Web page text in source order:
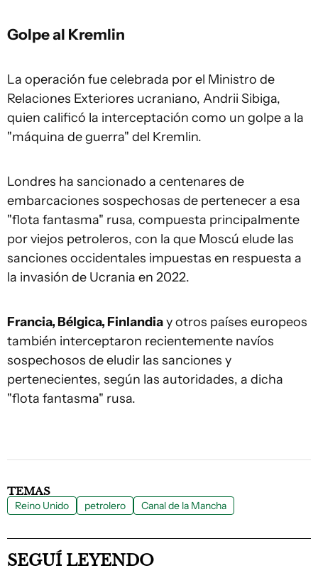
Golpe al Kremlin
La operación fue celebrada por el Ministro de
Relaciones Exteriores ucraniano, Andrii Sibiga,
quien calificó la interceptación como un golpe a la
"máquina de guerra" del Kremlin.
Londres ha sancionado a centenares de
embarcaciones sospechosas de pertenecer a esa
"flota fantasma" rusa, compuesta principalmente
por viejos petroleros, con la que Moscú elude las
sanciones occidentales impuestas en respuesta a
la invasión de Ucrania en 2022.
Francia, Bélgica, Finlandiay otros países europeos
también interceptaron recientemente navíos
sospechosos de eludir las sanciones y
pertenecientes, según las autoridades, a dicha
"flota fantasma" rusa.
TEMAS
Reino Unido petrolero Canal de la Mancha
SEGUÍ LEYENDO